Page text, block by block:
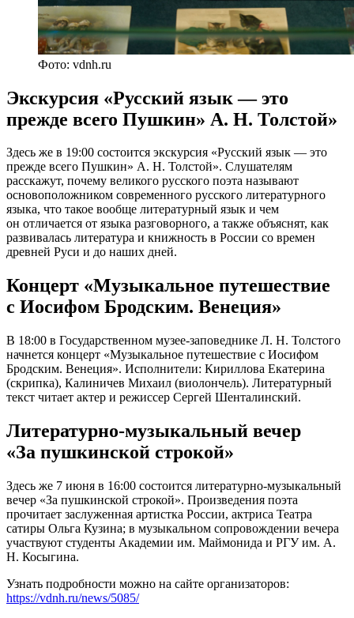
Фото: vdnh.ru
Экскурсия «Русский язык — это
прежде всего Пушкин» А. Н. Толстой»
Здесь же в 19:00 состоится экскурсия «Русский язык — это
прежде всего Пушкин» А. Н. Толстой». Слушателям
расскажут, почему великого русского поэта называют
основоположником современного русского литературного
языка, что такое вообще литературный язык и чем
он отличается от языка разговорного, а также объяснят, как
развивалась литература и книжность в России со времен
древней Руси и до наших дней.
Концерт «Музыкальное путешествие
с Иосифом Бродским. Венеция»
В 18:00 в Государственном музее-заповеднике Л. Н. Толстого
начнется концерт «Музыкальное путешествие с Иосифом
Бродским. Венеция». Исполнители: Кириллова Екатерина
(скрипка), Калиничев Михаил (виолончель). Литературный
текст читает актер и режиссер Сергей Шенталинский.
Литературно-музыкальный вечер
«За пушкинской строкой»
Здесь же 7 июня в 16:00 состоится литературно-музыкальный
вечер «За пушкинской строкой». Произведения поэта
прочитает заслуженная артистка России, актриса Театра
сатиры Ольга Кузина; в музыкальном сопровождении вечера
участвуют студенты Академии им. Маймонида и РГУ им. А.
Н. Косыгина.
Узнать подробности можно на сайте организаторов:
https://vdnh.ru/news/5085/